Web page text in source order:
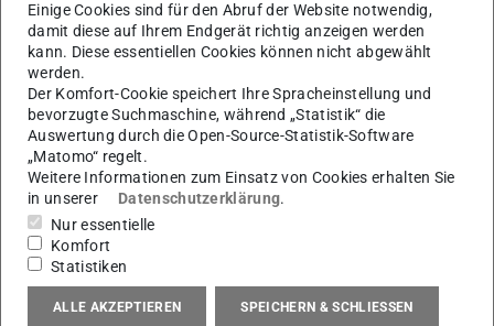
Führungen durch die Lernfabriken des Instituts. Die
Teilnehmenden erhielten Einblicke in die
ETA-Fabrik
das kürzlich offiziell eröffnete
Center (AMC), die Prozesslernfabrik CiPsowie das
TEC-Lab. So konnten die Studierenden unsere
Forschungsschwerpunkte und Versuchsfelder hautnah
erleben. Wir bedanken uns bei allen Studierenden für das
Interesse und die aktive Teilnahme an der Veranstaltung.
Ihr Kontakt am PTW
Einige Cookies sind für den Abruf der Website notwendig,
damit diese auf Ihrem Endgerät richtig anzeigen werden
kann. Diese essentiellen Cookies können nicht abgewählt
werden.
Der Komfort-Cookie speichert Ihre Spracheinstellung und
bevorzugte Suchmaschine, während „Statistik“ die
Auswertung durch die Open-Source-Statistik-Software
„Matomo“ regelt.
Weitere Informationen zum Einsatz von Cookies erhalten Sie
in unserer
Datenschutzerklärung.
Nur essentielle
Komfort
Statistiken
ALLE AKZEPTIEREN SPEICHERN & SCHLIESSEN